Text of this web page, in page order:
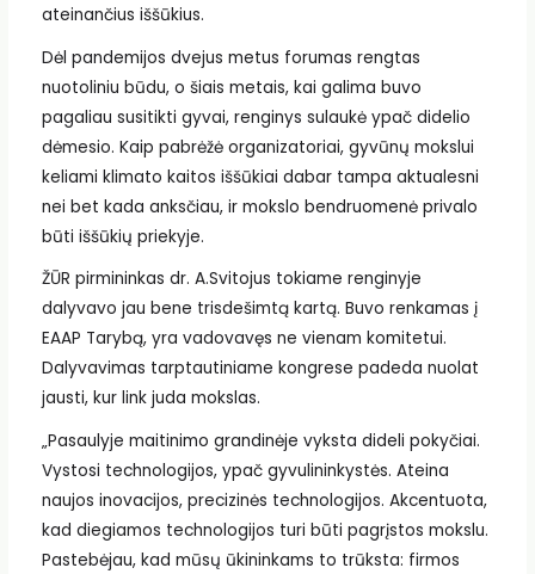
ateinančius iššūkius.
Dėl pandemijos dvejus metus forumas rengtas
nuotoliniu būdu, o šiais metais, kai galima buvo
pagaliau susitikti gyvai, renginys sulaukė ypač didelio
dėmesio. Kaip pabrėžė organizatoriai, gyvūnų mokslui
keliami klimato kaitos iššūkiai dabar tampa aktualesni
nei bet kada anksčiau, ir mokslo bendruomenė privalo
būti iššūkių priekyje.
ŽŪR pirmininkas dr. A.Svitojus tokiame renginyje
dalyvavo jau bene trisdešimtą kartą. Buvo renkamas į
EAAP Tarybą, yra vadovavęs ne vienam komitetui.
Dalyvavimas tarptautiniame kongrese padeda nuolat
jausti, kur link juda mokslas.
„Pasaulyje maitinimo grandinėje vyksta dideli pokyčiai.
Vystosi technologijos, ypač gyvulininkystės. Ateina
naujos inovacijos, precizinės technologijos. Akcentuota,
kad diegiamos technologijos turi būti pagrįstos mokslu.
Pastebėjau, kad mūsų ūkininkams to trūksta: firmos